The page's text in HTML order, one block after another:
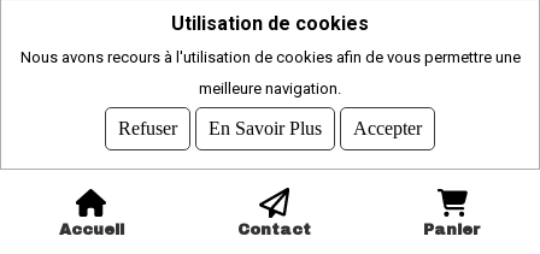
Accueil Contact Panier
2026
© COMITI -CGVU
OPTIMISÉ POUR CHROME ET FIREFOX
Utilisation de cookies
Nous avons recours à l'utilisation de cookies afin de vous permettre une
meilleure navigation.
Refuser En Savoir Plus Accepter